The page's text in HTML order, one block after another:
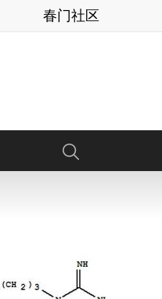
春门社区
情感
港台